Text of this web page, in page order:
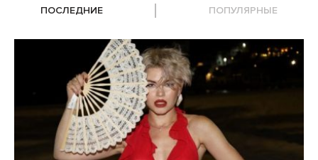
ПОСЛЕДНИЕ ПОПУЛЯРНЫЕ